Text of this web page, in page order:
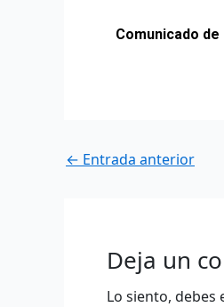
Comunicado
← Entrada anterior
Deja un
Lo siento, debes